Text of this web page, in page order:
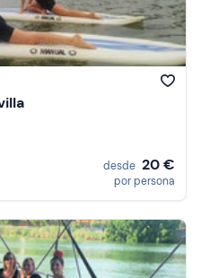
desde 20 €
por persona